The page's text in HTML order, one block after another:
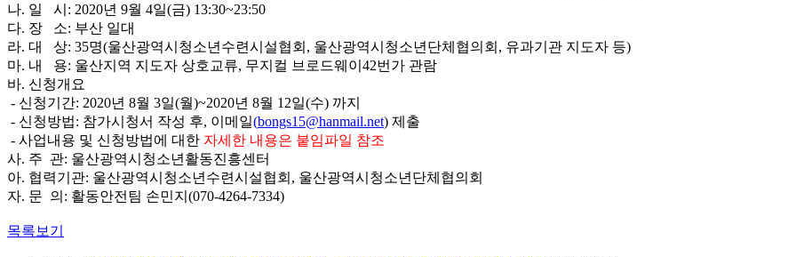
나. 일 시: 2020년 9월 4일(금) 13:30~23:50
다. 장 소: 부산 일대
라. 대 상: 35명(울산광역시청소년수련시설협회, 울산광역시청소년단체협의회, 유과기관 지도자 등)
마. 내 용: 울산지역 지도자 상호교류, 무지컬 브로드웨이42번가 관람
바. 신청개요
- 신청기간: 2020년 8월 3일(월)~2020년 8월 12일(수) 까지
- 신청방법: 참가시청서 작성 후, 이메일(bongs15@hanmail.net) 제출
- 사업내용 및 신청방법에 대한 자세한 내용은 붙임파일 참조
사. 주 관: 울산광역시청소년활동진흥센터
아. 협력기관: 울산광역시청소년수련시설협회, 울산광역시청소년단체협의회
자. 문 의: 활동안전팀 손민지(070-4264-7334)
목록보기